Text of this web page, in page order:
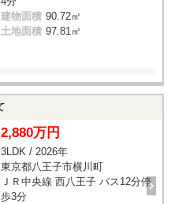
建物面積 90.72㎡
土地面積 97.81㎡
2,880万円
3LDK / 2026年
東京都八王子市横川町
ＪＲ中央線 西八王子 バス12分停
歩3分